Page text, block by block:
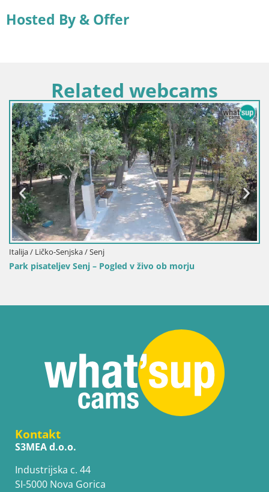
Hosted By & Offer
Related webcams
Italija / Ličko-Senjska / Senj
Park pisateljev Senj – Pogled v živo ob morju
Kontakt
S3MEA d.o.o.
Industrijska c. 44
SI-5000 Nova Gorica